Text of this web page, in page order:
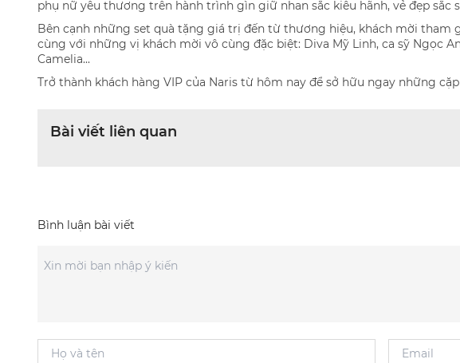
phụ nữ yêu thương trên hành trình gìn giữ nhan sắc kiêu hãnh, vẻ đẹp sắc
Bên cạnh những set quà tặng giá trị đến từ thương hiệu, khách mời tham
cùng với những vị khách mời vô cùng đặc biệt: Diva Mỹ Linh, ca sỹ Ngọc
Camelia...
Trở thành khách hàng VIP của Naris từ hôm nay để sở hữu ngay những
Bài viết liên quan
Bình luận bài viết